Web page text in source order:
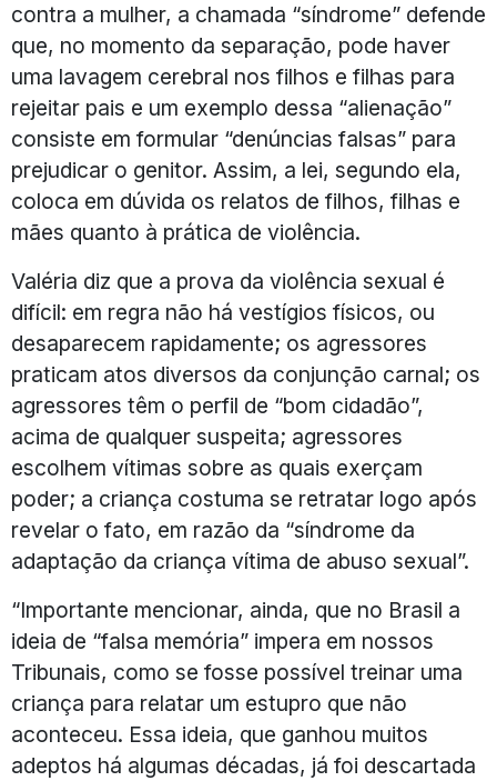
contra a mulher, a chamada “síndrome” defende
que, no momento da separação, pode haver
uma lavagem cerebral nos filhos e filhas para
rejeitar pais e um exemplo dessa “alienação”
consiste em formular “denúncias falsas” para
prejudicar o genitor. Assim, a lei, segundo ela,
coloca em dúvida os relatos de filhos, filhas e
mães quanto à prática de violência.
Valéria diz que a prova da violência sexual é
difícil: em regra não há vestígios físicos, ou
desaparecem rapidamente; os agressores
praticam atos diversos da conjunção carnal; os
agressores têm o perfil de “bom cidadão”,
acima de qualquer suspeita; agressores
escolhem vítimas sobre as quais exerçam
poder; a criança costuma se retratar logo após
revelar o fato, em razão da “síndrome da
adaptação da criança vítima de abuso sexual”.
“Importante mencionar, ainda, que no Brasil a
ideia de “falsa memória” impera em nossos
Tribunais, como se fosse possível treinar uma
criança para relatar um estupro que não
aconteceu. Essa ideia, que ganhou muitos
adeptos há algumas décadas, já foi descartada